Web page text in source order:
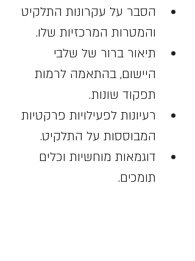
הסבר על עקרונות התלקיט
והמטרות המרכזיות שלו.
תיאור ברור של שלבי
היישום, בהתאמה לרמות
תפקוד שונות.
רעיונות לפעילויות פרקטיות
המבוססות על התלקיט.
דוגמאות מוחשיות וכלים
תומכים.